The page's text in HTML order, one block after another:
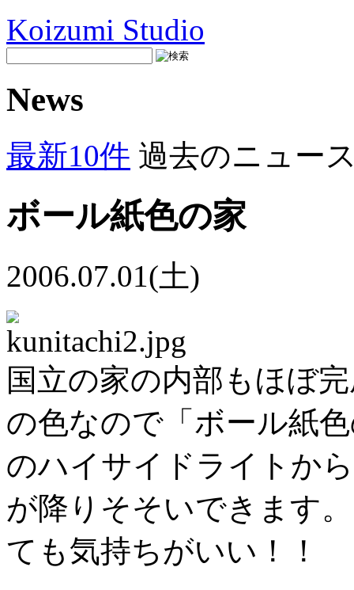
Koizumi Studio
News
最新10件 過去のニュー
ボール紙色の家
2006.07.01(土)
国立の家の内部もほぼ
の色なので「ボール紙
のハイサイドライトか
が降りそそいできます
ても気持ちがいい！！